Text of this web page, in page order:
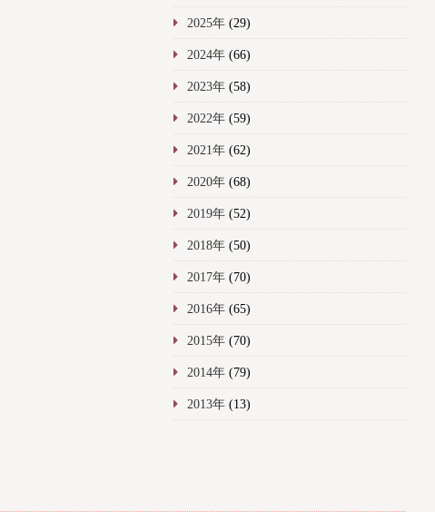
2025年(29)
2024年(66)
2023年(58)
2022年(59)
2021年(62)
2020年(68)
2019年(52)
2018年(50)
2017年(70)
2016年(65)
2015年(70)
2014年(79)
2013年(13)